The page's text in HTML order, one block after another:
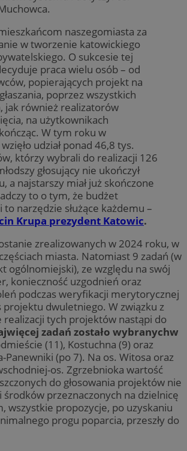
naszegomiasta za
w tworzenie katowickiego
O sukcesie tej
praca wielu osób – od
popierających projekt na
poprzez wszystkich
jak również realizatorów
na użytkownikach
W tym roku w
udział ponad 46,8 tys.
którzy wybrali do realizacji 126
głosujący nie ukończył
a najstarszy miał już skończone
to o tym, że budżet
narzędzie służące każdemu –
Krupa prezydent Katowic.
zrealizowanych w 2024 roku, w
miasta. Natomiast 9 zadań (w
ogólnomiejski), ze względu na swój
konieczność uzgodnień oraz
podczas weryfikacji merytorycznej
projektu dwuletniego. W związku z
realizacji tych projektów nastąpi do
zadań zostało wybranychw
(11), Kostuchna (9) oraz
Panewniki (po 7). Na os. Witosa oraz
os. Zgrzebnioka wartość
do głosowania projektów nie
środków przeznaczonych na dzielnicę
wszystkie propozycje, po uzyskaniu
progu poparcia, przeszły do